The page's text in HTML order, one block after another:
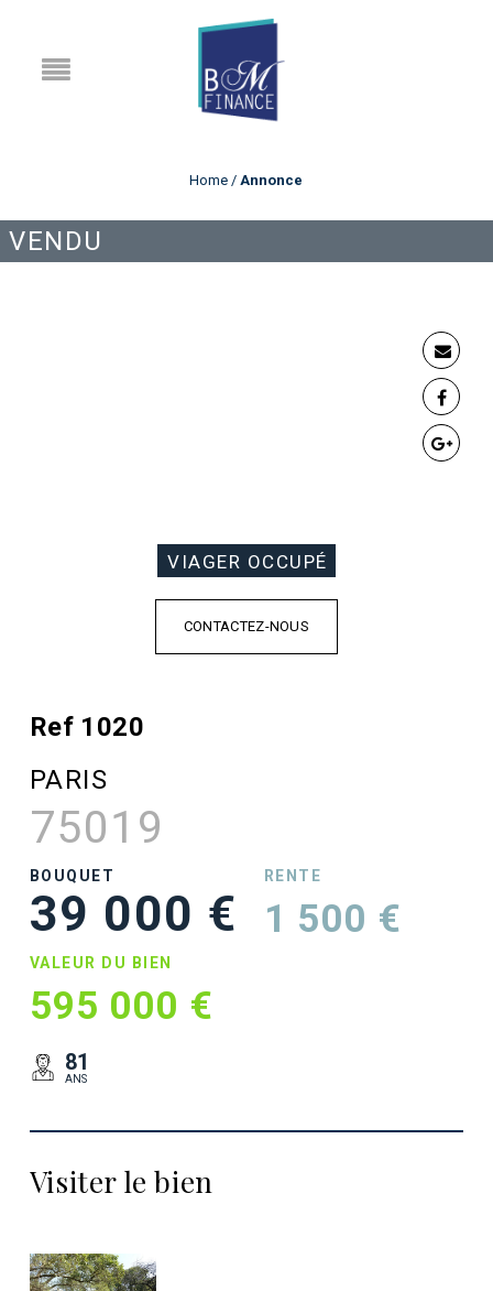
VENDU
Home / Annonce
VIAGER OCCUPÉ
CONTACTEZ-NOUS
Ref 1020
PARIS
75019
BOUQUET
39 000 €
RENTE
1 500 €
VALEUR DU BIEN
595 000 €
81
ANS
Visiter le bien